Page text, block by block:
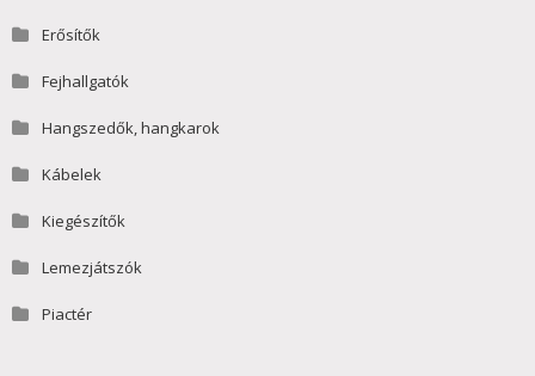
Erősítők
Fejhallgatók
Hangszedők, hangkarok
Kábelek
Kiegészítők
Lemezjátszók
Piactér